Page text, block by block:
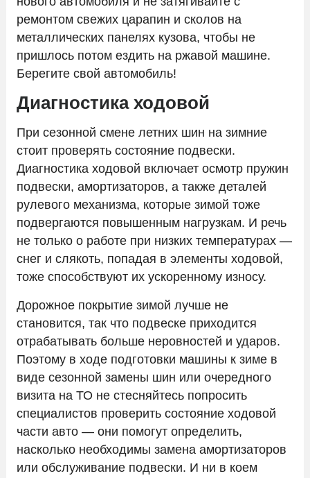
ремонтом свежих царапин и сколов на
металлических панелях кузова, чтобы не
пришлось потом ездить на ржавой машине.
Берегите свой автомобиль!
Диагностика ходовой
При сезонной смене летних шин на зимние
стоит проверять состояние подвески.
Диагностика ходовой включает осмотр пружин
подвески, амортизаторов, а также деталей
рулевого механизма, которые зимой тоже
подвергаются повышенным нагрузкам. И речь
не только о работе при низких температурах —
снег и слякоть, попадая в элементы ходовой,
тоже способствуют их ускоренному износу.
Дорожное покрытие зимой лучше не
становится, так что подвеске приходится
отрабатывать больше неровностей и ударов.
Поэтому в ходе подготовки машины к зиме в
виде сезонной замены шин или очередного
визита на ТО не стесняйтесь попросить
специалистов проверить состояние ходовой
части авто — они помогут определить,
насколько необходимы замена амортизаторов
или обслуживание подвески. И ни в коем